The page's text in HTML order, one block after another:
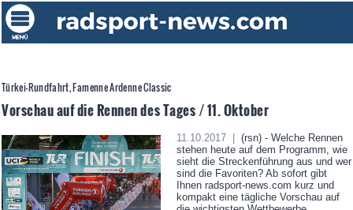
Türkei-Rundfahrt, Famenne Ardenne Classic
Vorschau auf die Rennen des Tages / 11. Oktober
11.10.2017 |
(rsn) - Welche Rennen
stehen heute auf dem Programm, wie
sieht die Streckenführung aus und wer
sind die Favoriten? Ab sofort gibt
Ihnen radsport-news.com kurz und
kompakt eine tägliche Vorschau auf